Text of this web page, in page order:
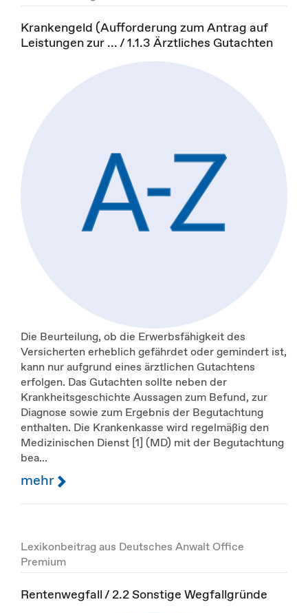
Krankengeld (Aufforderung zum Antrag auf
Leistungen zur ... / 1.1.3 Ärztliches Gutachten
Die Beurteilung, ob die Erwerbsfähigkeit des
Versicherten erheblich gefährdet oder gemindert ist,
kann nur aufgrund eines ärztlichen Gutachtens
erfolgen. Das Gutachten sollte neben der
Krankheitsgeschichte Aussagen zum Befund, zur
Diagnose sowie zum Ergebnis der Begutachtung
enthalten. Die Krankenkasse wird regelmäßig den
Medizinischen Dienst [1] (MD) mit der Begutachtung
bea...
mehr
Lexikonbeitrag aus Deutsches Anwalt Office
Premium
Rentenwegfall / 2.2 Sonstige Wegfallgründe